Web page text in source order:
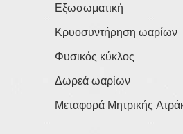
Εξωσωματική
Κρυοσυντήρηση ωαρίων
Φυσικός κύκλος
Δωρεά ωαρίων
Μεταφορά Μητρικής